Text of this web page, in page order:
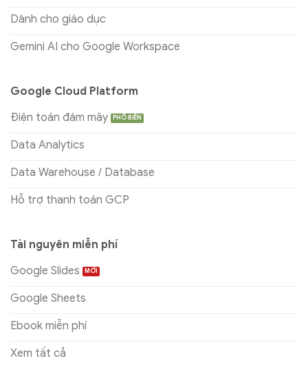
Dành cho giáo dục
Gemini AI cho Google Workspace
Google Cloud Platform
Điện toán đám mây
Data Analytics
Data Warehouse / Database
Hỗ trợ thanh toán GCP
Tài nguyên miễn phí
Google Slides
Google Sheets
Ebook miễn phí
Xem tất cả